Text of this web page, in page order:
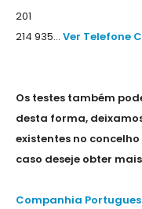
201
214 935... Ver Telefone
Os testes também
desta forma,
existentes no
caso deseje obter
Companhia